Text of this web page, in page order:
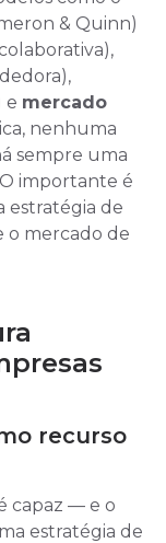
& Quinn)
e mercado
nenhuma
sempre uma
importante é
estratégia de
o mercado de
recurso
capaz — e o
estratégia de